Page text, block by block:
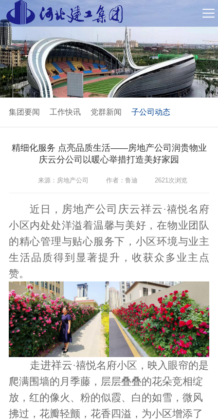
集团要闻 工作快讯 党群新闻 子公司动态
精细化服务 点亮品质生活——房地产公司润贵物业
庆云分公司以暖心举措打造美好家园
来源：房地产公司 作者：鲁迪 2621次浏览
近日， 房地产公司庆云祥云·禧悦名府
小区内处处洋溢着温馨与美好，在物业团队
的精心管理与贴心服务下，小区环境与业主
生活品质得到显著提升，收获众多业主点
赞。
走进祥云·禧悦名府小区，映入眼帘的是
爬满围墙的月季藤，层层叠叠的花朵竞相绽
放，红的像火 、粉的似霞、白的如雪， 微风
拂过，花瓣轻颤，花香四溢，为小区增添了